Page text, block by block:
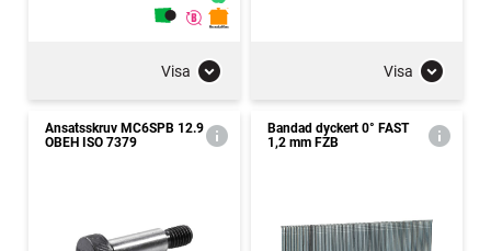
Visa Visa
Ansatsskruv MC6SPB 12.9
OBEH ISO 7379
Bandad dyckert 0° FAST
1,2 mm FZB